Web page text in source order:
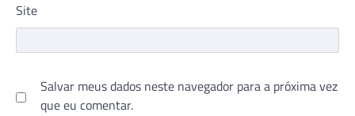
Site
Salvar meus dados neste navegador para a próxima vez
que eu comentar.